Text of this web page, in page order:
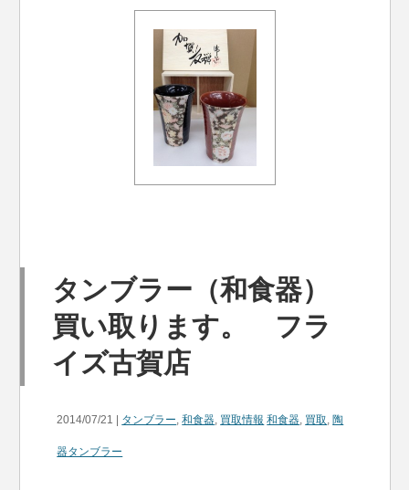
タンブラー（和食器）
買い取ります。 フラ
イズ古賀店
2014/07/21 | タンブラー,和食器, 買取情報 和食器, 買取, 陶
器タンブラー